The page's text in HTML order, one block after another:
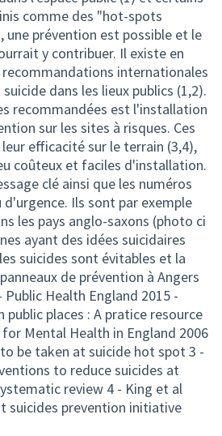
comme des "hot-spots
une prévention est possible et le
y contribuer. Il existe en
internationales
dans les lieux publics (1,2).
recommandées est l'installation
sur les sites à risques. Ces
efficacité sur le terrain (3,4),
coûteux et faciles d'installation.
clé ainsi que les numéros
Ils sont par exemple
les pays anglo-saxons (photo ci
ayant des idées suicidaires
suicides sont évitables et la
de prévention à Angers
Health England 2015 -
public places : A pratice resource
Mental Health in England 2006
be taken at suicide hot spot 3 -
to reduce suicides at
review 4 - King et al
suicides prevention initiative